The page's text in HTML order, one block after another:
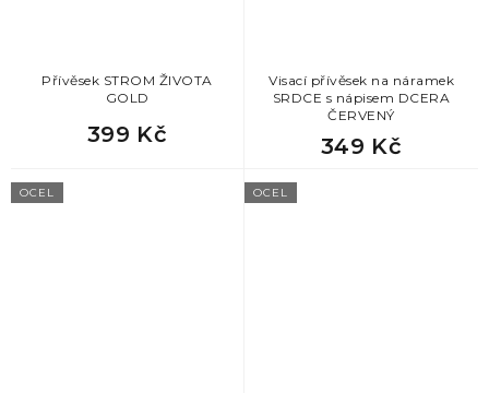
Přívěsek STROM ŽIVOTA
GOLD
399 Kč
Visací přívěsek na náramek
SRDCE s nápisem DCERA
ČERVENÝ
349 Kč
OCEL OCEL